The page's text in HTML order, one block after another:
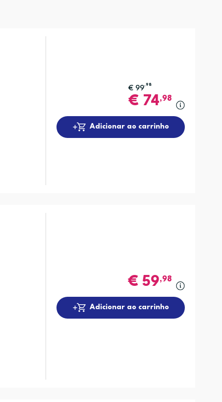
€ 99 ,98
€ 74,98
Adicionar ao carrinho
€59,98
Adicionar ao carrinho